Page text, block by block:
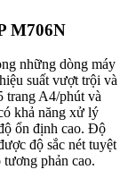
M706N
những dòng máy
suất vượt trội và
trang A4/phút và
khả năng xử lý
ổn định cao. Độ
độ sắc nét tuyệt
phản cao.